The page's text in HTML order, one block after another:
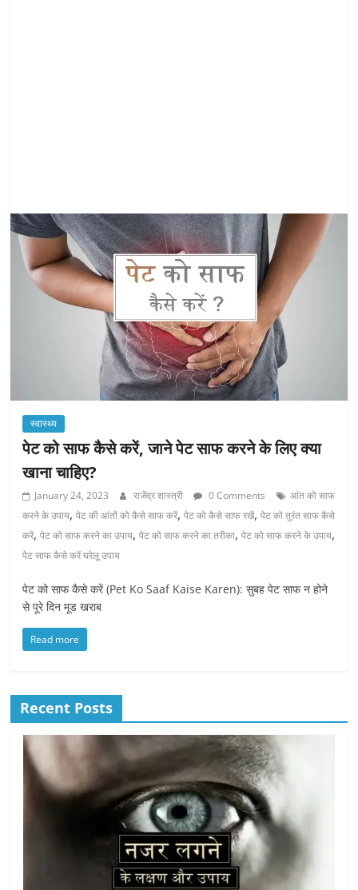
स्वास्थ्य
पेट को साफ कैसे करें, जाने पेट साफ करने के लिए क्या
खाना चाहिए?
January 24, 2023 राजेंद्र शास्त्री 0 Comments
आंत को साफ
करने के उपाय,पेट की आंतों को कैसे साफ करें,पेट को कैसे साफ रखें,पेट को तुरंत साफ कैसे
करें,पेट को साफ करने का उपाय,पेट को साफ करने का तरीका,पेट को साफ करने के उपाय,
पेट साफ कैसे करें घरेलू उपाय
पेट को साफ कैसे करें (Pet Ko Saaf Kaise Karen): सुबह पेट साफ न होने
से पूरे दिन मूड खराब
Read more
Recent Posts